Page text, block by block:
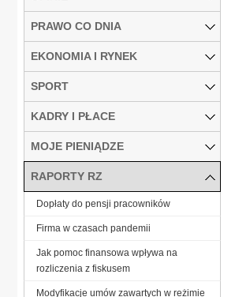
PRAWO CO DNIA
EKONOMIA I RYNEK
SPORT
KADRY I PŁACE
MOJE PIENIĄDZE
RAPORTY RZ
Dopłaty do pensji pracowników
Firma w czasach pandemii
Jak pomoc finansowa wpływa na
rozliczenia z fiskusem
Modyfikacje umów zawartych w reżimie